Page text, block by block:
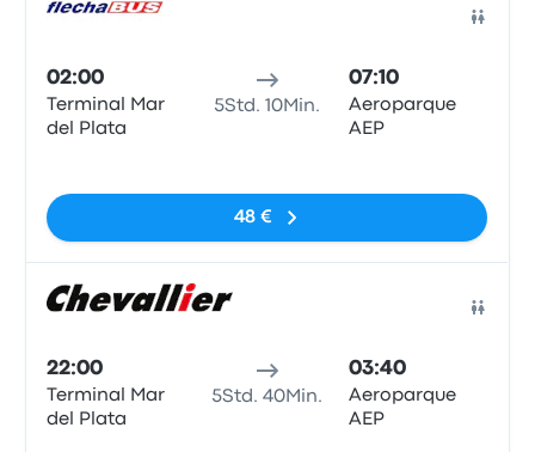
02:00
Terminal Mar
del Plata
5Std. 10Min.
07:10
Aeroparque
AEP
48 €
22:00
Terminal Mar
del Plata
5Std. 40Min.
03:40
Aeroparque
AEP